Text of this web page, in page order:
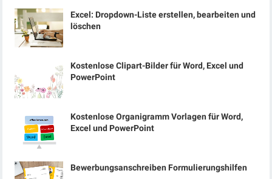
Excel: Dropdown-Liste erstellen, bearbeiten und
löschen
Kostenlose Clipart-Bilder für Word, Excel und
PowerPoint
Kostenlose Organigramm Vorlagen für Word,
Excel und PowerPoint
Bewerbungsanschreiben Formulierungshilfen